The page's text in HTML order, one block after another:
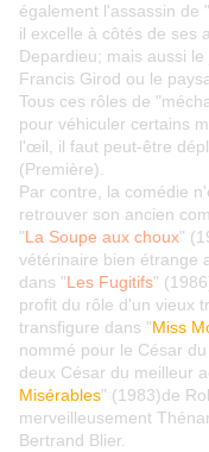
également l'assassin de "
il excelle à côtés de ses
Depardieu; mais aussi
Francis Girod ou le
Tous ces rôles de
pour véhiculer certains
l'œil, il faut peut-être
(Première).
Par contre, la comédie
retrouver son ancien
"La Soupe aux choux"
vétérinaire bien étrange
dans "Les Fugitifs"
profit du rôle d'un vieux
transfigure dans "Miss
nommé pour le César
deux César du meilleur
Misérables" (1983)de
merveilleusement
Bertrand Blier.